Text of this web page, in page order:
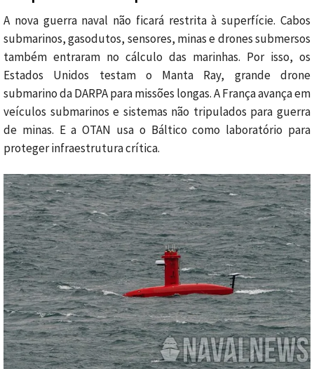
A nova guerra naval não ficará restrita à superfície. Cabos
submarinos, gasodutos, sensores, minas e drones submersos
também entraram no cálculo das marinhas. Por isso, os
Estados Unidos testam o Manta Ray, grande drone
submarino da DARPA para missões longas. A França avança em
veículos submarinos e sistemas não tripulados para guerra
de minas. E a OTAN usa o Báltico como laboratório para
proteger infraestrutura crítica.